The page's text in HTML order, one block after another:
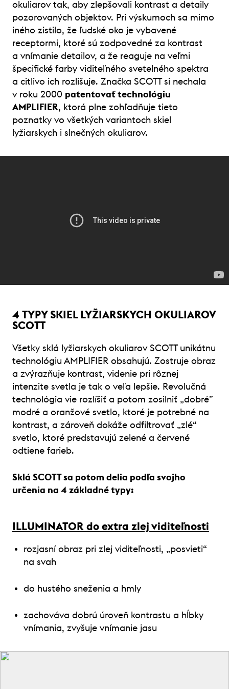
okuliarov tak, aby zlepšovali kontrast a detaily
pozorovaných objektov. Pri výskumoch sa mimo
iného zistilo, že ľudské oko je vybavené
receptormi, ktoré sú zodpovedné za kontrast
a vnímanie detailov, a že reaguje na veľmi
špecifické farby viditeľného svetelného spektra
a citlivo ich rozlišuje. Značka SCOTT si nechala
v roku 2000 patentovať technológiu
AMPLIFIER, ktorá plne zohľadňuje tieto
poznatky vo všetkých variantoch skiel
lyžiarskych i slnečných okuliarov.
4 TYPY SKIEL LYŽIARSKYCH OKULIAROV
SCOTT
Všetky sklá lyžiarskych okuliarov SCOTT unikátnu
technológiu AMPLIFIER obsahujú. Zostruje obraz
a zvýrazňuje kontrast, videnie pri rôznej
intenzite svetla je tak o veľa lepšie. Revolučná
technológia vie rozlíšiť a potom zosilniť „dobré”
modré a oranžové svetlo, ktoré je potrebné na
kontrast, a zároveň dokáže odfiltrovať „zlé“
svetlo, ktoré predstavujú zelené a červené
odtiene farieb.
Sklá SCOTT sa potom delia podľa svojho
určenia na 4 základné typy:
ILLUMINATOR do extra zlej viditeľnosti
rozjasní obraz pri zlej viditeľnosti, „posvieti“
na svah
do hustého sneženia a hmly
zachováva dobrú úroveň kontrastu a hĺbky
vnímania, zvyšuje vnímanie jasu